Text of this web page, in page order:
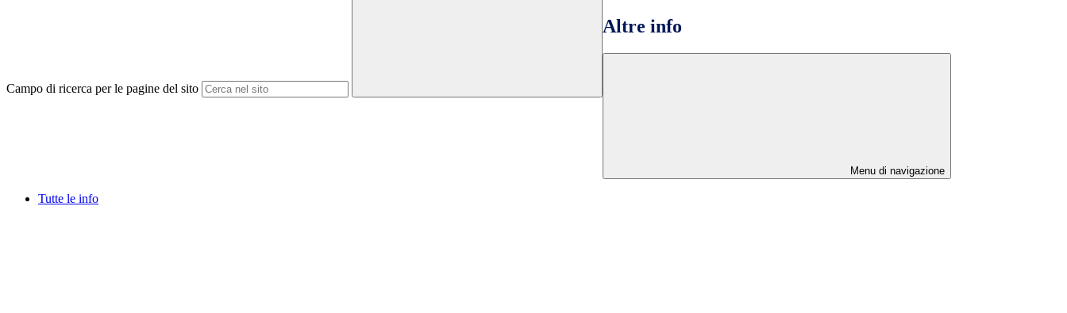
Campo di ricerca per le pagine del sito
Altre info
Menu di navigazione
Tutte le info